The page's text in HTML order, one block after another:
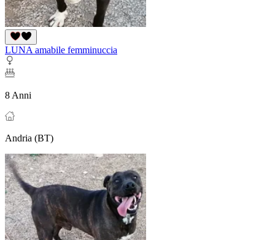
LUNA amabile femminuccia
8 Anni
Andria (BT)